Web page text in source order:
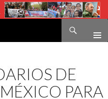
DE
PARA